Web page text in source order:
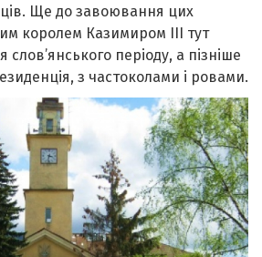
Ще до завоювання цих
королем Казимиром ІІІ тут
слов’янського періоду, а пізніше
з частоколами і ровами.